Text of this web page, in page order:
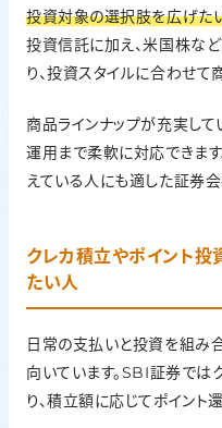
投資対象の選択肢を広げた
投資信託に加え、米国株な
り、投資スタイルに合わせて
商品ラインナップが充実し
運用まで柔軟に対応できま
えている人にも適した証券会
クレカ積立やポイント
たい人
日常の支払いと投資を組み
向いています。SBI証券では
り、積立額に応じてポイント